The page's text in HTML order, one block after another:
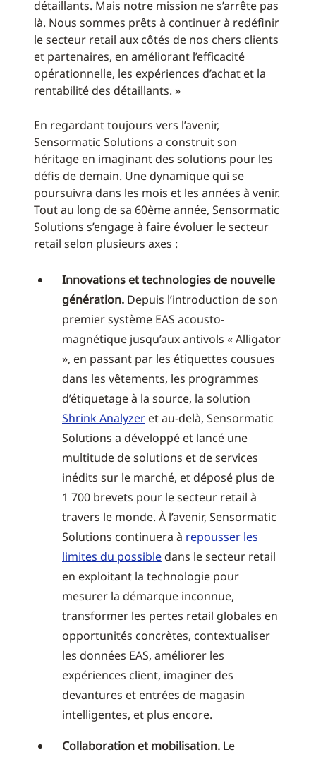
détaillants. Mais notre mission ne s’arrête pas
là. Nous sommes prêts à continuer à redéfinir
le secteur retail aux côtés de nos chers clients
et partenaires, en améliorant l’efficacité
opérationnelle, les expériences d’achat et la
rentabilité des détaillants. »
En regardant toujours vers l’avenir,
Sensormatic Solutions a construit son
héritage en imaginant des solutions pour les
défis de demain. Une dynamique qui se
poursuivra dans les mois et les années à venir.
Tout au long de sa 60ème année, Sensormatic
Solutions s’engage à faire évoluer le secteur
retail selon plusieurs axes :
Innovations et technologies de nouvelle
génération. Depuis l’introduction de son
premier système EAS acousto-
magnétique jusqu’aux antivols « Alligator
», en passant par les étiquettes cousues
dans les vêtements, les programmes
d’étiquetage à la source, la solution
Shrink Analyzer et au-delà, Sensormatic
Solutions a développé et lancé une
multitude de solutions et de services
inédits sur le marché, et déposé plus de
1 700 brevets pour le secteur retail à
travers le monde. À l’avenir, Sensormatic
Solutions continuera à repousser les
limites du possible dans le secteur retail
en exploitant la technologie pour
mesurer la démarque inconnue,
transformer les pertes retail globales en
opportunités concrètes, contextualiser
les données EAS, améliorer les
expériences client, imaginer des
devantures et entrées de magasin
intelligentes, et plus encore.
Collaboration et mobilisation. Le